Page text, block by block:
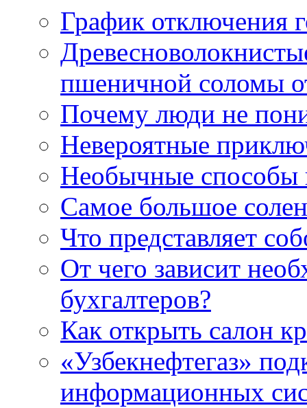
График отключения
пшеничной соломы
Почему люди не
Невероятные
Необычные способы
Самое большое
Что представляет
От чего зависит
бухгалтеров?
Как открыть салон
«Узбекнефтегаз»
информационных